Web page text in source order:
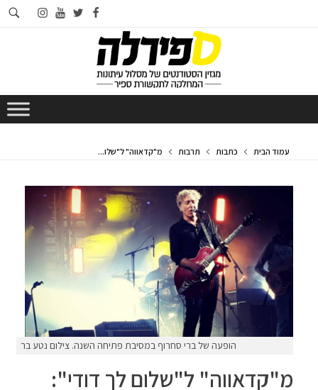
facebook
twitter
youtube
instagram
עמוד הבית כתבות תרבות מ"קדאווה" ל"שלו...
הופעה של ברי סחרוף במסיבת פתיחה השנה. צילום נטע בר
מ"קדאווה" ל"שלום לך דודי":